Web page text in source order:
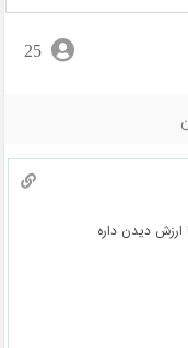
25
دیدن داره